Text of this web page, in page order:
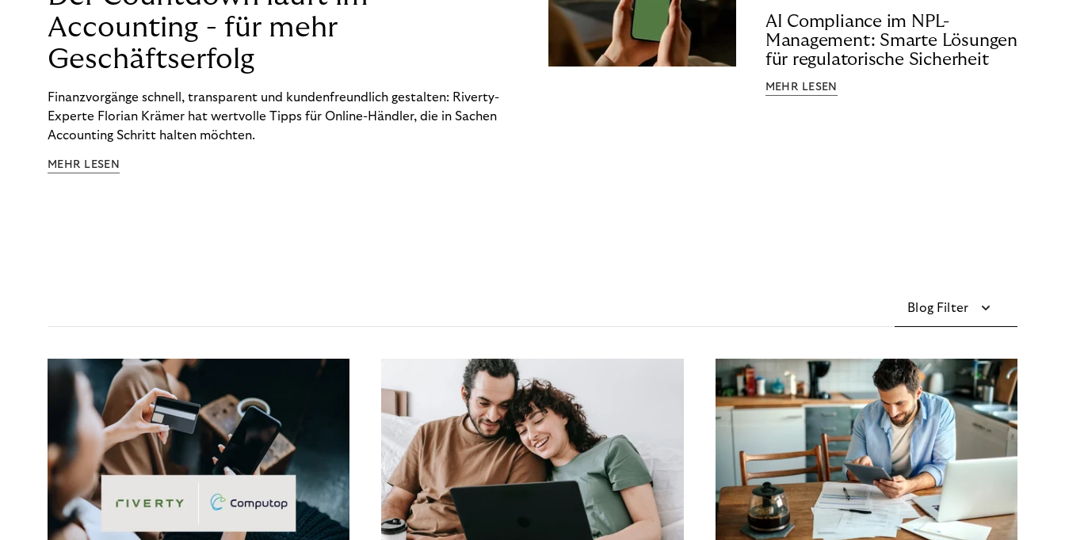
Accounting - für mehr
Geschäftserfolg
Finanzvorgänge schnell, transparent und kundenfreundlich gestalten: Riverty-
Experte Florian Krämer hat wertvolle Tipps für Online-Händler, die in Sachen
Accounting Schritt halten möchten.
MEHR LESEN
AI Compliance im NPL-
Management: Smarte Lösungen
für regulatorische Sicherheit
MEHR LESEN
Blog Filter